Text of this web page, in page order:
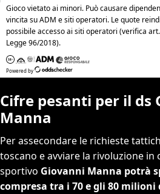
Cifre pesanti per il ds
Manna
Per assecondare le richieste
toscano e avviare la rivoluzione
sportivo Giovanni Manna potrà
compresa tra i 70 e gli 80 milioni